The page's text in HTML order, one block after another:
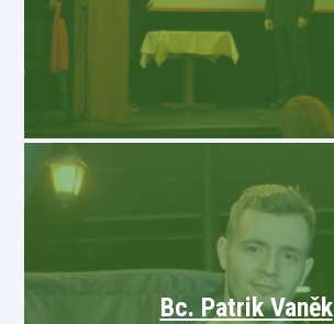
Bc. Patrik Vaněk